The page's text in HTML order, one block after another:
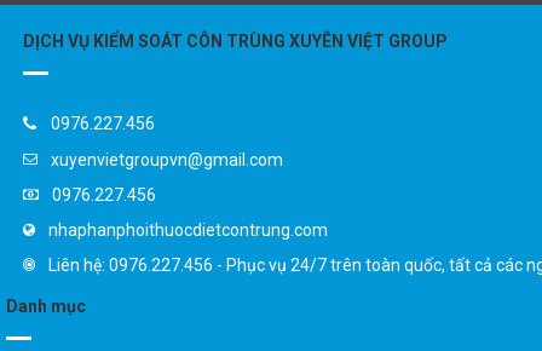
DỊCH VỤ KIỂM SOÁT CÔN TRÙNG XUYÊN VIỆT GROUP
Liên hệ: 0976.227.456 - Phục vụ 24/7 trên toàn quốc, tất cả các